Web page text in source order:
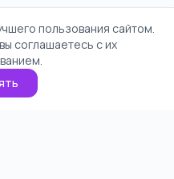
пользования сайтом.
соглашаетесь с их